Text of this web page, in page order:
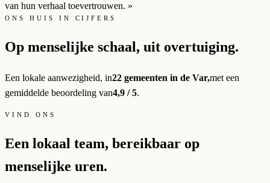
van hun verhaal toevertrouwen. »
ONS HUIS IN CIJFERS
Op menselijke schaal, uit overtuiging.
Een lokale aanwezigheid, in22 gemeenten in de Var,met een
gemiddelde beoordeling van4,9 / 5.
VIND ONS
Een lokaal team, bereikbaar op
menselijke uren.